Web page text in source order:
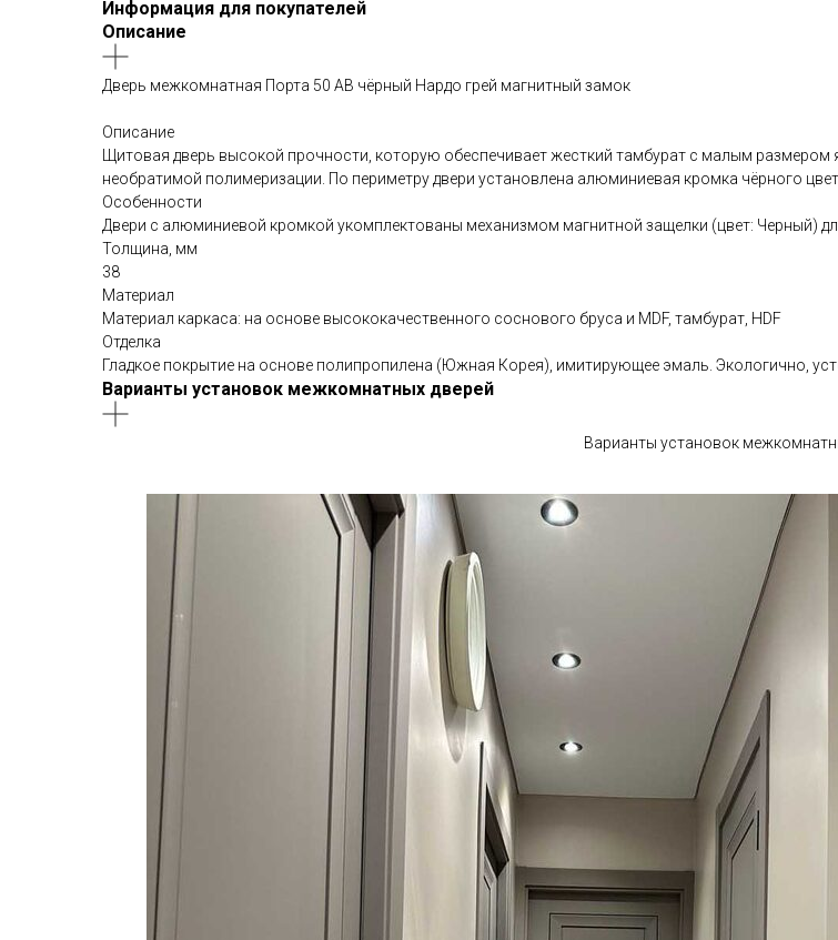
Информация для покупателей
Описание
Дверь межкомнатная Порта 50 AB чёрный Нардо грей магнитный замок
Описание
Щитовая дверь высокой прочности, которую обеспечивает жесткий тамбурат с малым размером
необратимой полимеризации. По периметру двери установлена алюминиевая кромка чёрного
Особенности
Двери с алюминиевой кромкой укомплектованы механизмом магнитной защелки (цвет: Черный)
Толщина, мм
38
Материал
Материал каркаса: на основе высококачественного соснового бруса и MDF, тамбурат, HDF
Отделка
Гладкое покрытие на основе полипропилена (Южная Корея), имитирующее эмаль. Экологично,
Варианты установок межкомнатных дверей
Варианты установок